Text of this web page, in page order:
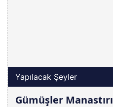
Yapılacak Şeyler
Gümüşler Manastırı